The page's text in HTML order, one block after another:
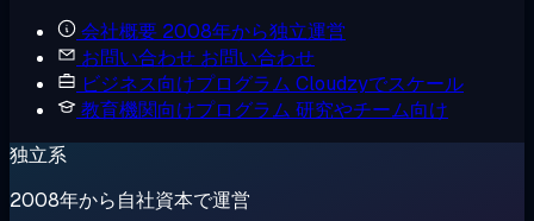
会社概要 2008年から独立運営
お問い合わせ お問い合わせ
ビジネス向けプログラム Cloudzyでスケール
教育機関向けプログラム 研究やチーム向け
独立系
2008年から自社資本で運営